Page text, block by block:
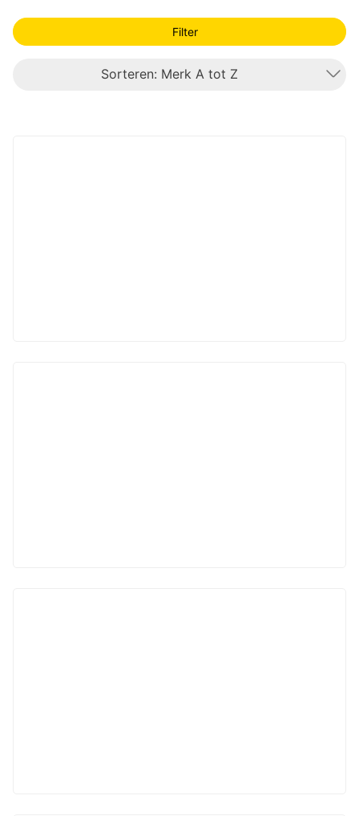
Filter
Sorteren: Merk A tot Z